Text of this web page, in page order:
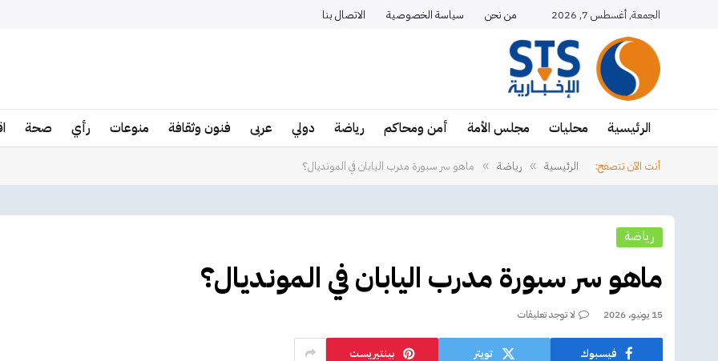
الجمعة, أغسطس 7, 2026 من نحن سياسة الخصوصية الاتصال بنا
الرئيسية محليات مجلس الأمة أمن ومحاكم رياضة دولي عربى فنون وثقافة منوعات رأي صحة
أنت الآن تتصفح: الرئيسية » رياضة » ماهو سر سبورة مدرب اليابان في المونديال؟
رياضة
ماهو سر سبورة مدرب اليابان في المونديال؟
15 يونيو، 2026 لا توجد تعليقات
فيسبوك تويتر بينتيريست